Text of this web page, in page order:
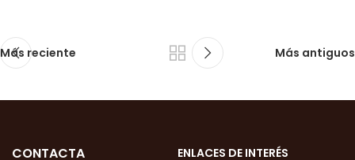
Más reciente Más antiguos
CONTACTA
ENLACES DE INTERÉS